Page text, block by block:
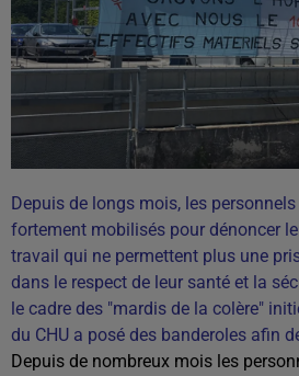
Depuis de longs mois, les
fortement mobilisés pour dénoncer
travail qui ne permettent plus une
dans le respect de leur santé et la
le cadre des "mardis de la colère"
du CHU a posé des banderoles afin
Depuis de nombreux mois les